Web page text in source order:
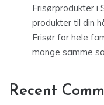
Frisørprodukter i
produkter til din
Frisør for hele
mange samme
Recent